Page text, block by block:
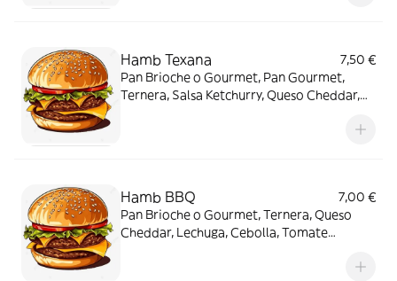
Hamb Texana
7,50 €
Pan Brioche o Gourmet, Pan Gourmet,
Ternera, Salsa Ketchurry, Queso Cheddar,
Hamb BBQ
7,00 €
Pan Brioche o Gourmet, Ternera, Queso
Cheddar, Lechuga, Cebolla, Tomate